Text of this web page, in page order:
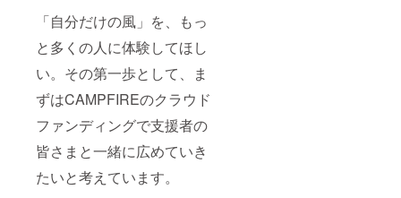
「自分だけの風」を、もっ
と多くの人に体験してほし
い。その第一歩として、ま
ずはCAMPFIREのクラウド
ファンディングで支援者の
皆さまと一緒に広めていき
たいと考えています。